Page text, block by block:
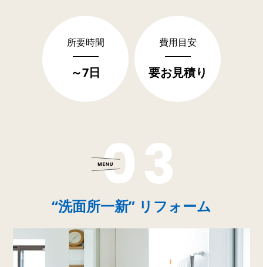
所要時間
～7日
費用目安
要お見積り
“洗面所一新” リフォーム